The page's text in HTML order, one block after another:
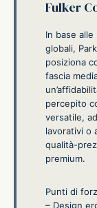
Fulker
In base
globali,
posiziona
fascia
percepito
versatile,
lavorativi o
qualità-
premium.
Punti di
– Design